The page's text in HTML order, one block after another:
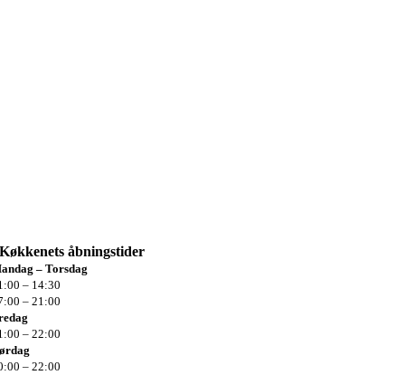
Køkkenets åbningstider
– Torsdag
– 14:30
– 21:00
–22:00
–22:00